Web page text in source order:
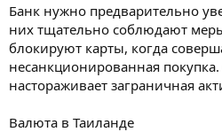
Банк нужно предварительно
них тщательно соблюдают
блокируют карты, когда
несанкционированная
настораживает заграничная
Валюта в Таиланде